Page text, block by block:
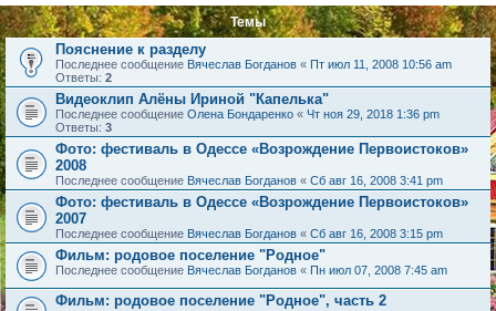
Темы
Пояснение к разделу
Последнее сообщение Вячеслав Богданов « Пт июл 11, 2008 10:56 am
Ответы: 2
Видеоклип Алёны Ириной "Капелька"
Последнее сообщение Олена Бондаренко « Чт ноя 29, 2018 1:36 pm
Ответы: 3
Фото: фестиваль в Одессе «Возрождение Первоистоков»
2008
Последнее сообщение Вячеслав Богданов « Сб авг 16, 2008 3:41 pm
Фото: фестиваль в Одессе «Возрождение Первоистоков»
2007
Последнее сообщение Вячеслав Богданов « Сб авг 16, 2008 3:15 pm
Фильм: родовое поселение "Родное"
Последнее сообщение Вячеслав Богданов « Пн июл 07, 2008 7:45 am
Фильм: родовое поселение "Родное", часть 2